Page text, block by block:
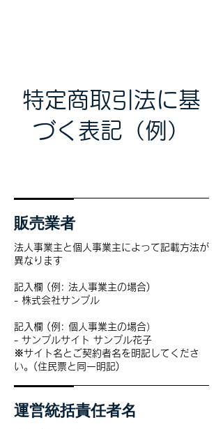
特定商取引法に基
づく表記（例）
販売業者
法人事業主と個人事業主によって記載方法が
異なります
記入欄 (例: 法人事業主の場合)
- 株式会社サンプル
記入欄 (例: 個人事業主の場合）
- サンプルサイト サンプル花子
※サイト名とご契約者名を明記してくださ
い。(住民票と同一明記)
運営統括責任者名